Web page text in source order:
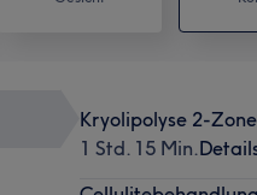
Kryolipolyse 2-
1 Std. 15 Min.